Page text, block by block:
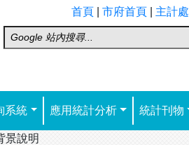
首頁| 市府首頁| 主計
系統 應用統計分析 統計刊物
景說明